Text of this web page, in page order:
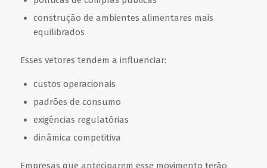
construção de ambientes alimentares mais
equilibrados
Esses vetores tendem a influenciar:
custos operacionais
padrões de consumo
exigências regulatórias
dinâmica competitiva
Empresas que anteciparem esse movimento terão